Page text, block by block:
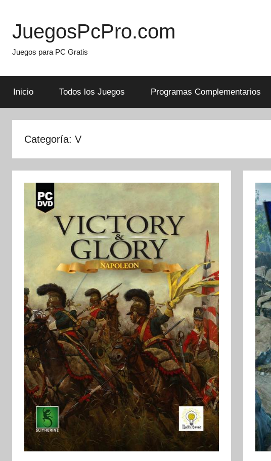
content
JuegosPcPro.com
Juegos para PC Gratis
Inicio Todos los Juegos Programas Complementarios
Categoría: V